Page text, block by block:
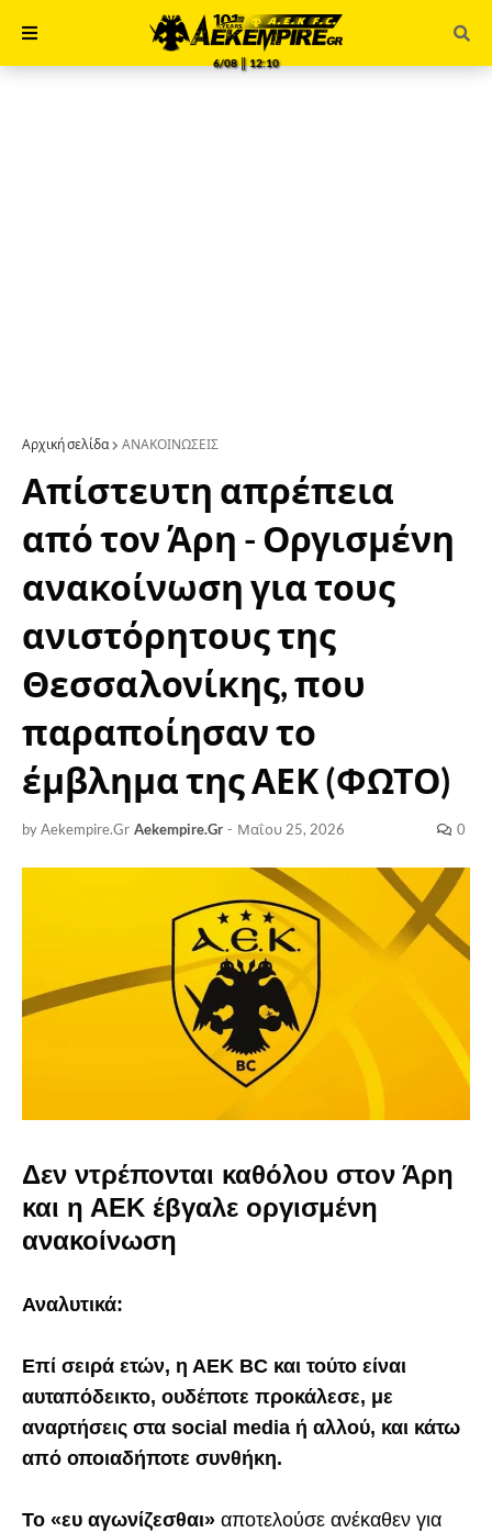
6/08 ║ 12:10
Αρχική σελίδα ΑΝΑΚΟΙΝΩΣΕΙΣ
Απίστευτη απρέπεια
από τον Άρη - Οργισμένη
ανακοίνωση για τους
ανιστόρητους της
Θεσσαλονίκης, που
παραποίησαν το
έμβλημα της ΑΕΚ (ΦΩΤΟ)
by Aekempire.Gr Aekempire.Gr - Μαΐου 25, 2026 0
Δεν ντρέπονται καθόλου στον Άρη
και η ΑΕΚ έβγαλε οργισμένη
ανακοίνωση
Αναλυτικά:
Επί σειρά ετών, η ΑΕΚ ΒC και τούτο είναι
αυταπόδεικτο, ουδέποτε προκάλεσε, με
αναρτήσεις στα social media ή αλλού, και κάτω
από οποιαδήποτε συνθήκη.
Το «ευ αγωνίζεσθαι» αποτελούσε ανέκαθεν για